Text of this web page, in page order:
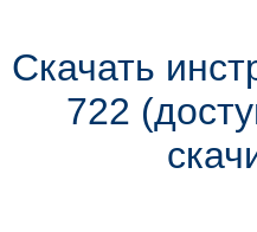
Скачать
722